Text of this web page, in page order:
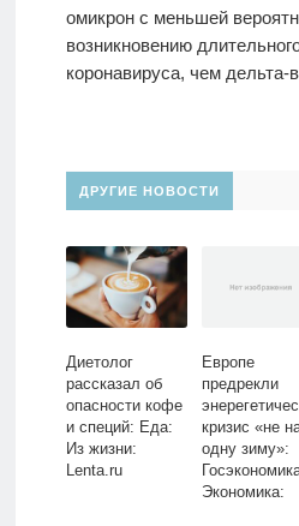
омикрон с меньшей
возникновению
коронавируса, чем дельта-
ДРУГИЕ НОВОСТИ
Диетолог
рассказал об
опасности кофе
и специй: Еда:
Из жизни:
Lenta.ru
Европе
предрекли
кризис «не
одну зиму»:
Экономика: